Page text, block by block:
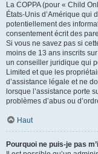
La COPPA (pour « Child
États-Unis d’Amérique qui
potentiellement des
consentement écrit des
Si vous ne savez pas si
moins de 13 ans inscrits
un conseiller juridique qui
Limited et que les
d’assistance légale et ne
lorsque l’assistance porte
problèmes d’abus ou
Haut
Pourquoi ne puis-je pas